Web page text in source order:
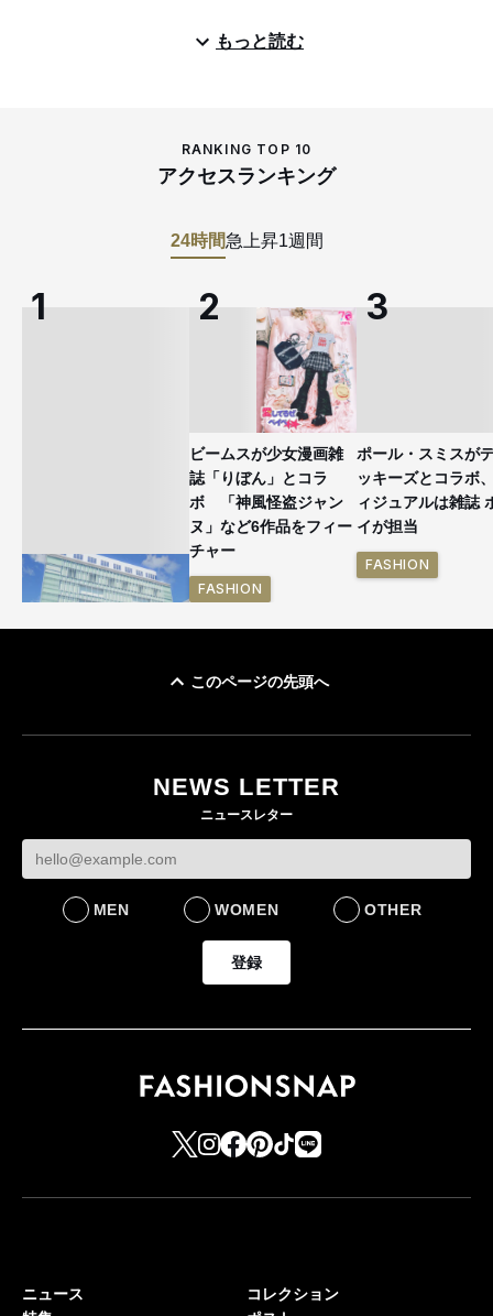
もっと読む
RANKING TOP 10
アクセスランキング
24時間急上昇1週間
ビームスが少女漫画雑
誌「りぼん」とコラ
ボ 「神風怪盗ジャン
ヌ」など6作品をフィー
チャー
FASHION
ポール・スミスが
ッキーズとコラボ
ィジュアルは雑誌
イが担当
FASHION
このページの先頭へ
NEWS LETTER
ニュースレター
MEN WOMEN OTHER
登録
ニュース
コレクション